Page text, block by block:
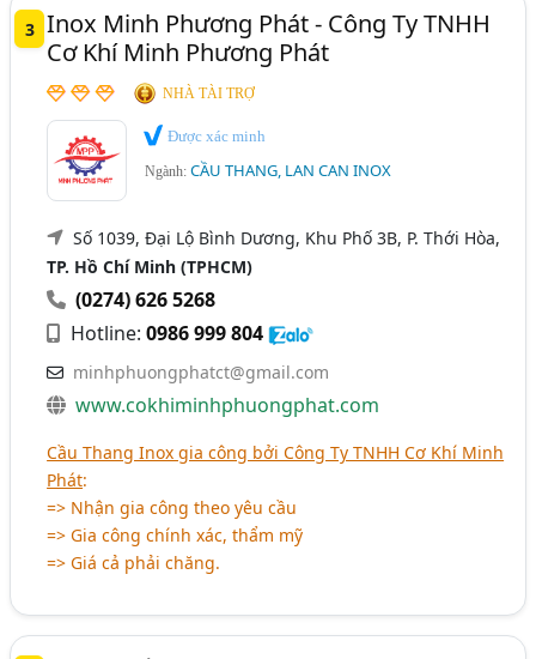
3 Inox Minh Phương Phát - Công Ty TNHH
Cơ Khí Minh Phương Phát
NHÀ TÀI TRỢ
Được xác minh
Ngành:CẦU THANG, LAN CAN INOX
Số 1039, Đại Lộ Bình Dương, Khu Phố 3B, P. Thới Hòa,
TP. Hồ Chí Minh (TPHCM)
(0274) 626 5268
Hotline:0986 999 804
minhphuongphatct@gmail.com
www.cokhiminhphuongphat.com
Cầu Thang Inox gia công bởi Công Ty TNHH Cơ Khí Minh
Phát:
=> Nhận gia công theo yêu cầu
=> Gia công chính xác, thẩm mỹ
=> Giá cả phải chăng.